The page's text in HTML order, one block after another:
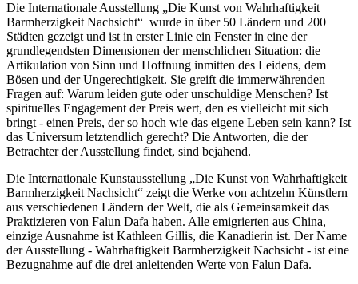
Die Internationale Ausstellung „Die Kunst von Wahrhaftigkeit
Barmherzigkeit Nachsicht“ wurde in über 50 Ländern und 200
Städten gezeigt und ist in erster Linie ein Fenster in eine der
grundlegendsten Dimensionen der menschlichen Situation: die
Artikulation von Sinn und Hoffnung inmitten des Leidens, dem
Bösen und der Ungerechtigkeit. Sie greift die immerwährenden
Fragen auf: Warum leiden gute oder unschuldige Menschen? Ist
spirituelles Engagement der Preis wert, den es vielleicht mit sich
bringt - einen Preis, der so hoch wie das eigene Leben sein kann? Ist
das Universum letztendlich gerecht? Die Antworten, die der
Betrachter der Ausstellung findet, sind bejahend.
Die Internationale Kunstausstellung „Die Kunst von Wahrhaftigkeit
Barmherzigkeit Nachsicht“ zeigt die Werke von achtzehn Künstlern
aus verschiedenen Ländern der Welt, die als Gemeinsamkeit das
Praktizieren von Falun Dafa haben. Alle emigrierten aus China,
einzige Ausnahme ist Kathleen Gillis, die Kanadierin ist. Der Name
der Ausstellung - Wahrhaftigkeit Barmherzigkeit Nachsicht - ist eine
Bezugnahme auf die drei anleitenden Werte von Falun Dafa.